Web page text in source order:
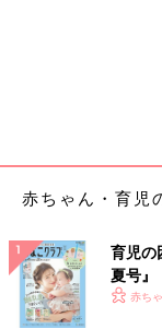
赤ちゃん・育児
育児の
夏号』
いっぱ
赤ち